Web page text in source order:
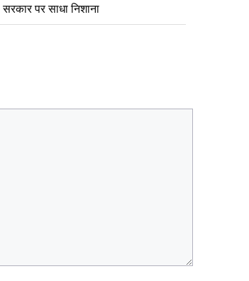
सरकार पर साधा निशाना